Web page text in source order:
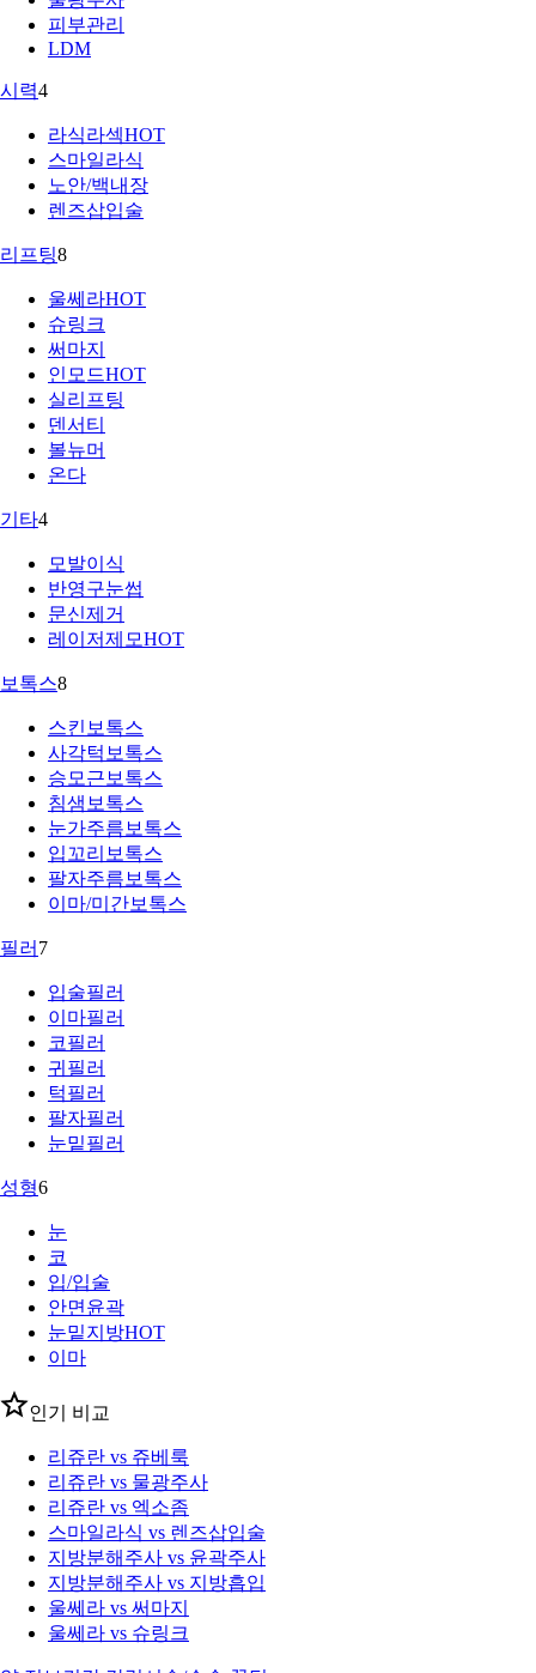
피부관리
LDM
시력4
라식라섹HOT
스마일라식
노안/백내장
렌즈삽입술
리프팅8
울쎄라HOT
슈링크
써마지
인모드HOT
실리프팅
덴서티
볼뉴머
온다
기타4
모발이식
반영구눈썹
문신제거
레이저제모HOT
보톡스8
스킨보톡스
사각턱보톡스
승모근보톡스
침샘보톡스
눈가주름보톡스
입꼬리보톡스
팔자주름보톡스
이마/미간보톡스
필러 7
입술필러
이마필러
코필러
귀필러
턱필러
팔자필러
눈밑필러
성형6
눈
코
입/입술
안면윤곽
눈밑지방HOT
이마
인기 비교
리쥬란 vs 쥬베룩
리쥬란 vs 물광주사
리쥬란 vs 엑소좀
스마일라식 vs 렌즈삽입술
지방분해주사 vs 윤곽주사
지방분해주사 vs 지방흡입
울쎄라 vs 써마지
울쎄라 vs 슈링크